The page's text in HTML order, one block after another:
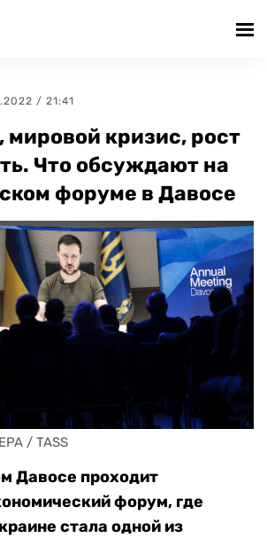
/ 21:41
мировой кризис, рост
Что обсуждают на
форуме в Давосе
/ TASS
Давосе проходит
форум, где
стала одной из